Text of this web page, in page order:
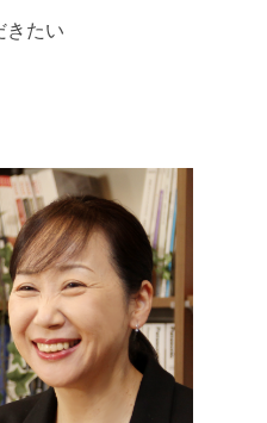
きたい